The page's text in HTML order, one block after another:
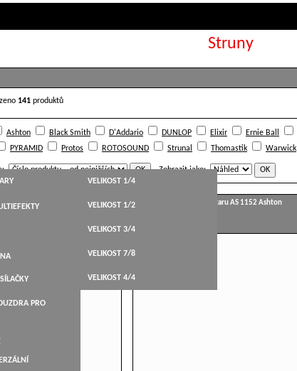
Struny
141 produktů
Ashton Black Smith D'Addario DUNLOP Elixir Ernie Ball
PYRAMID Protos ROTOSOUND Strunal Thomastik Warwick
Zobrazit jako:
kytaru CSNT Ashton Struny na akustickou kytaru AS 1152 Ashton
VELIKOST 1/4
VELIKOST 1/2
VELIKOST 3/4
VELIKOST 7/8
VELIKOST 4/4
PRO